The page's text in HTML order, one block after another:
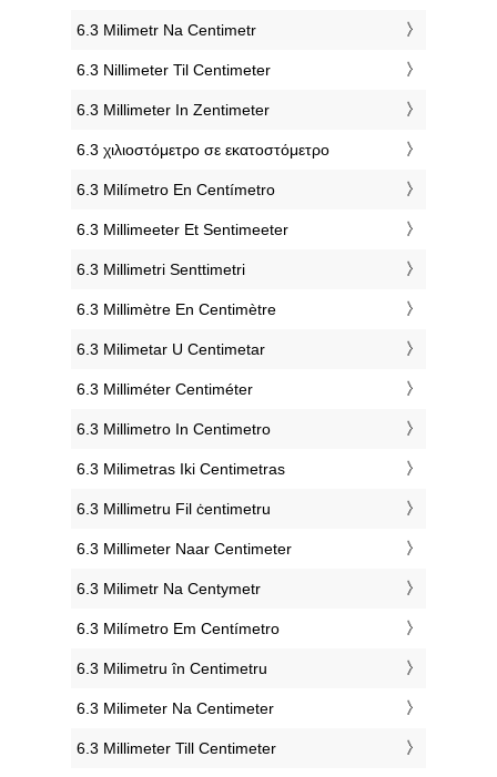
‎6.3 Milimetr Na Centimetr
‎6.3 Nillimeter Til Centimeter
‎6.3 Millimeter In Zentimeter
‎6.3 χιλιοστόμετρο σε εκατοστόμετρο
‎6.3 Milímetro En Centímetro
‎6.3 Millimeeter Et Sentimeeter
‎6.3 Millimetri Senttimetri
‎6.3 Millimètre En Centimètre
‎6.3 Milimetar U Centimetar
‎6.3 Milliméter Centiméter
‎6.3 Millimetro In Centimetro
‎6.3 Milimetras Iki Centimetras
‎6.3 Millimetru Fil ċentimetru
‎6.3 Millimeter Naar Centimeter
‎6.3 Milimetr Na Centymetr
‎6.3 Milímetro Em Centímetro
‎6.3 Milimetru în Centimetru
‎6.3 Milimeter Na Centimeter
‎6.3 Millimeter Till Centimeter